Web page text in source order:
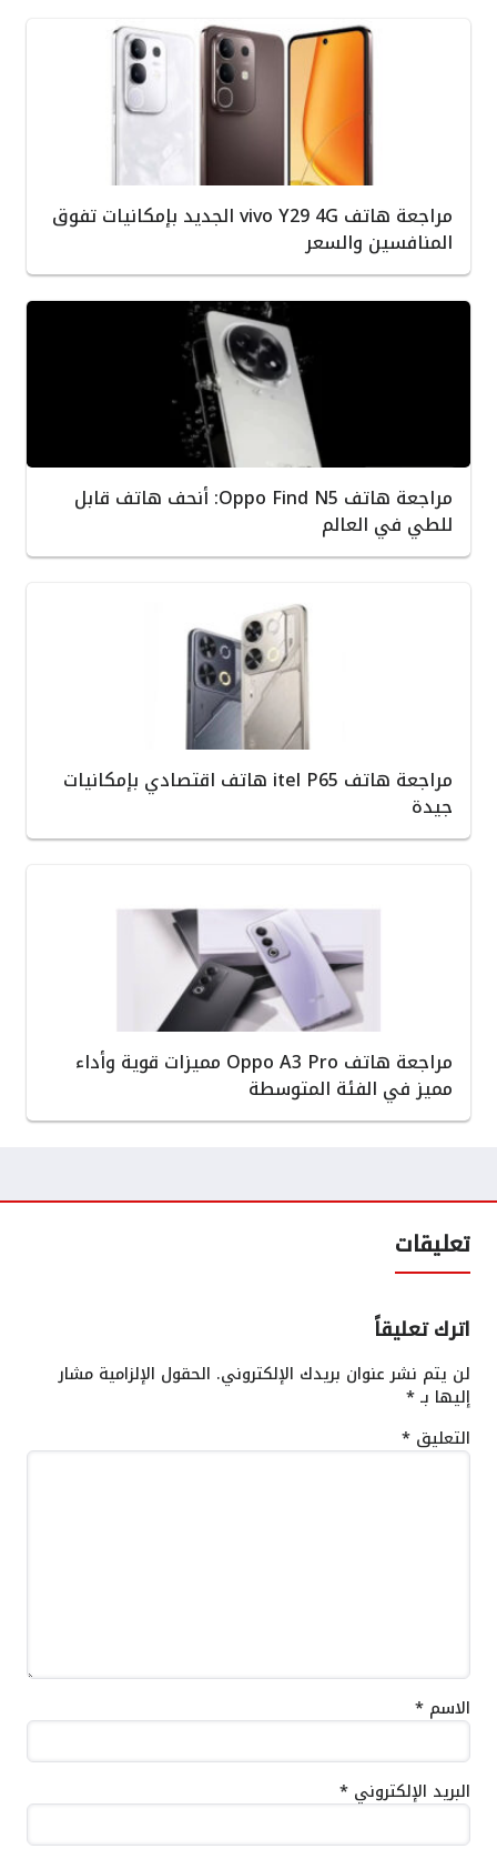
مراجعة هاتف vivo Y29 4G الجديد بإمكانيات تفوق
المنافسين والسعر
مراجعة هاتف Oppo Find N5: أنحف هاتف قابل
للطي في العالم
مراجعة هاتف itel P65 هاتف اقتصادي بإمكانيات
جيدة
مراجعة هاتف Oppo A3 Pro مميزات قوية وأداء
مميز في الفئة المتوسطة
تعليقات
اترك تعليقاً
لن يتم نشر عنوان بريدك الإلكتروني. الحقول الإلزامية مشار
إليها بـ*
التعليق *
الاسم *
البريد الإلكتروني *